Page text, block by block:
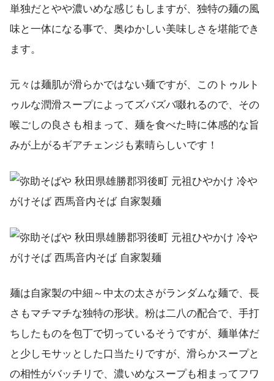
単独だとやや濃いめな感じもしますが、独特の麺の風
味と一体になる事で、奥ゆかしい美味しさを堪能でき
ます。
元々は麺肌が滑らかではない麺ですが、このトゥルト
ゥルな潤滑スープによってズバズバ啜れるので、その
喉ごしの良さも相まって、麺を食べた時に体感的な旨
みが上がるギアチェンジも素晴らしいです！
麺は自家製の中細～中太の太さがランダムな麺で、長
さもマチマチな独特の形状。粉は二八の配合で、手打
ちしたものを包丁で切っているそうですが、麺単体だ
と少しモサッとした口当たりですが、滑らかスープと
の相性がバッチリで、濃いめなスープも相まってフワ